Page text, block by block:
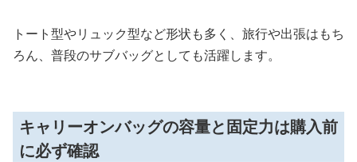
トート型やリュック型など形状も多く、旅行や出張はもち
ろん、普段のサブバッグとしても活躍します。
キャリーオンバッグの容量と固定力は購入前
に必ず確認